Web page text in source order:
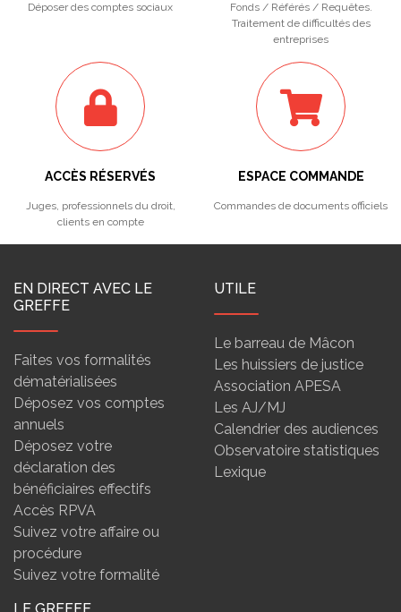
Déposer des comptes sociaux
Fonds / Référés / Requêtes.
Traitement de difficultés des
entreprises
ACCÈS RÉSERVÉS
Juges, professionnels du droit,
clients en compte
ESPACE COMMANDE
Commandes de documents officiels
EN DIRECT AVEC LE
GREFFE
Faites vos formalités
dématérialisées
Déposez vos comptes
annuels
Déposez votre
déclaration des
bénéficiaires effectifs
Accès RPVA
Suivez votre affaire ou
procédure
Suivez votre formalité
UTILE
Le barreau de Mâcon
Les huissiers de justice
Association APESA
Les AJ/MJ
Calendrier des audiences
Observatoire statistiques
Lexique